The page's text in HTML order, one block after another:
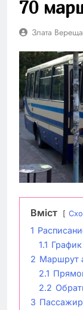
70
Злата
Вміст
1
1.1
2 Маршрут
2.1
2.2
3